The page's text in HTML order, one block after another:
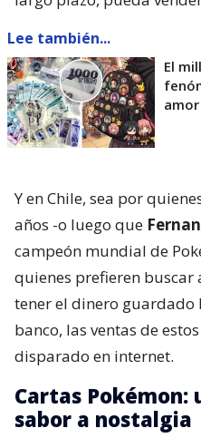
Lee también...
El
Y en Chile, sea por
años -o luego que
campeón mundial de
quienes prefieren
tener el dinero guardado
banco, las ventas de
disparado en internet.
Cartas Pokémon:
sabor a nostalgia